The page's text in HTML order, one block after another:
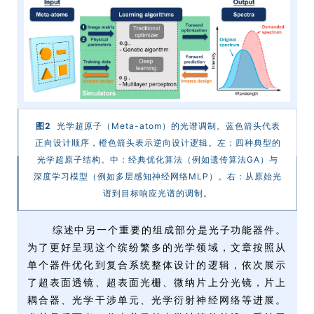
图2 光学超原子（Meta-atom）的光谱调制。蓝色箭头代表
正向设计顺序，橙色箭头表示逆向设计逻辑。左：四种典型的
光学超原子结构。中：经典优化算法（例如遗传算法GA）与
深度学习模型（例如多层感知神经网络MLP）。右：从原始光
谱到目标响应光谱的调制。
综述中另一个重要的组成部分是光子功能器件。
为了更好呈现这个缤纷繁多的光学领域，文章按照从
单个器件优化到复合系统整体设计的逻辑，依次展示
了超表面透镜、超表面光栅、微纳片上分光镜，片上
耦合器、光学干涉单元、光学衍射神经网络等进展。